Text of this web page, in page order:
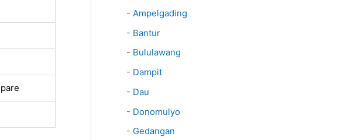
- Ampelgading
- Bantur
- Bululawang
- Dampit
- Dau
- Donomulyo
- Gedangan